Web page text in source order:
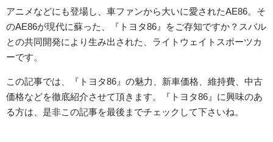
アニメなどにも登場し、車ファンから大いに愛されたAE86。そ
のAE86が現代に蘇った、『トヨタ86』をご存知ですか？スバル
との共同開発により生み出された、ライトウェイトスポーツカ
ーです。
この記事では、『トヨタ86』の魅力、新車価格、維持費、中古
価格などを徹底紹介させて頂きます。『トヨタ86』に興味のあ
る方は、是非この記事を最後までチェックして下さいね。